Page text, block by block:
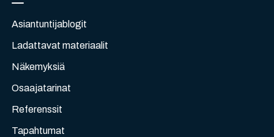
Asiantuntijablogit
Ladattavat materiaalit
Näkemyksiä
Osaajatarinat
Referenssit
Tapahtumat